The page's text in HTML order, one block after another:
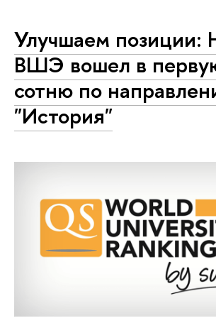
Улучшаем
ВШЭ вошел в
сотню по
"История"